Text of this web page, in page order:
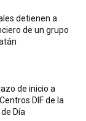
detienen a
de un grupo
de inicio a
DIF de la
Día